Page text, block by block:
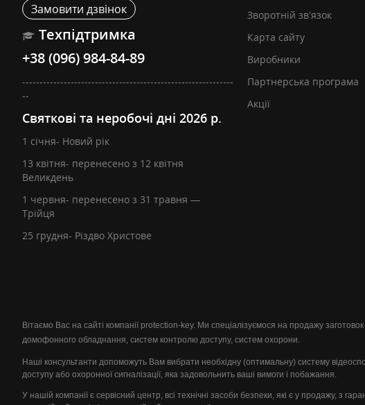
Замовити дзвінок
Техпідтримка
+38 (096) 984-84-89
-------------------------------------------------------------
--
Святкові та неробочі дні 2026 р.
1 січня- Новий рік
13 квітня- перенесено з 12 квітня
Великдень
1 червня- перенесено з 31 травня —
Трійця
25 грудня- Різдво Христове
Зворотній зв’язок
Карта сайту
Виробники
Партнерська програма
Акції
Вітаємо Вас на сайті компанії protection-key. Ми спеціалізуємося на продажу
домофонного обладнання, систем контролю доступу, систем охорони.
Наші консультанти допоможуть Вам вибрати необхідну (оптимальну) систему
доступу або охоронної сигналізації, яка задовольнить ваші вимоги і побажання.
У нашій компанії є сервісний центр, всі технічні засоби безпеки, які є у продажу, з